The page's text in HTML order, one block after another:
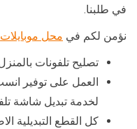
في طلبنا.
نؤمن لكم في محل موبايلات
تصليح تلفونات
العمل على توفير
لخدمة تبديل شاشة
كل القطع التبديلية